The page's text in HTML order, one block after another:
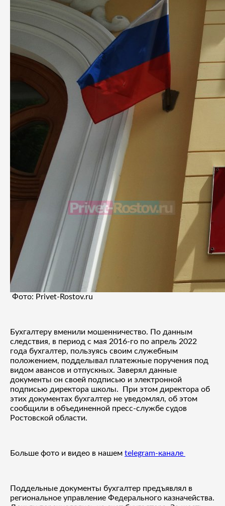
Фото: Рrivet-Rostov.ru
Бухгалтеру вменили мошенничество. По данным
следствия, в период с мая 2016-го по апрель 2022
года бухгалтер, пользуясь своим служебным
положением, подделывал платежные поручения под
видом авансов и отпускных. Заверял данные
документы он своей подписью и электронной
подписью директора школы. При этом директора об
этих документах бухгалтер не уведомлял, об этом
сообщили в объединенной пресс-службе судов
Ростовской области.
Больше фото и видео в нашем telegram-канале
Поддельные документы бухгалтер предъявлял в
региональное управление Федерального казначейства.